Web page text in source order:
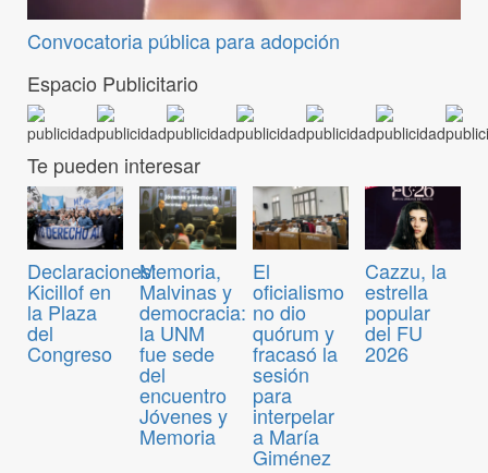
Convocatoria pública para adopción
Espacio Publicitario
Te pueden interesar
Declaraciones:
Kicillof en
la Plaza
del
Congreso
Memoria,
Malvinas y
democracia:
la UNM
fue sede
del
encuentro
Jóvenes y
Memoria
El
oficialismo
no dio
quórum y
fracasó la
sesión
para
interpelar
a María
Giménez
Cazzu, la
estrella
popular
del FU
2026